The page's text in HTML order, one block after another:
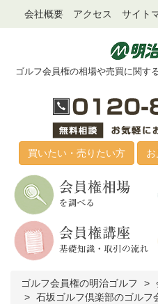
会社概要 アクセス サイト
ゴルフ会員権の相場や売買に関す
買いたい・売りたい方
ゴルフ会員権の明治ゴルフ
石坂ゴルフ倶楽部のゴルフ